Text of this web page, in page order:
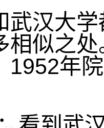
武汉大
相似之
1952年